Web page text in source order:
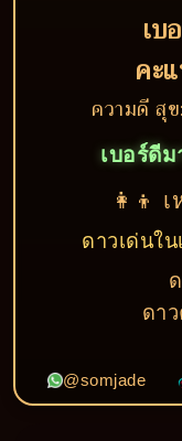
เบ
คะ
ความดี สุ
เบอร์ดี
👩‍👦
ดาวเด่นใ
ดา
@somjade